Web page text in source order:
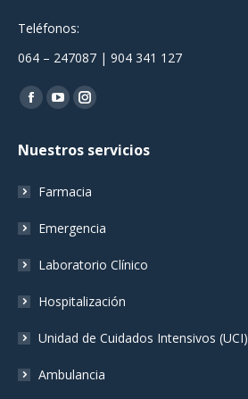
Teléfonos:
064 – 247087 | 904 341 127
Encuéntranos en:
Facebook
opens
new
window
YouTube
opens
new
window
Instagram
opens
new
window
Nuestros servicios
Farmacia
Emergencia
Laboratorio Clínico
Hospitalización
Unidad de Cuidados Intensivos (UCI)
Ambulancia